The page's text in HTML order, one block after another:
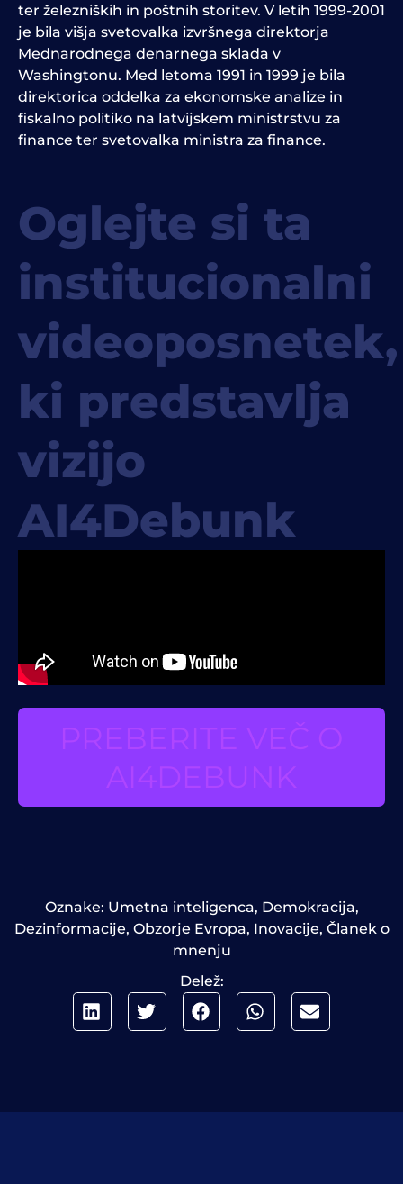
ter železniških in poštnih storitev. V letih 1999-2001
je bila višja svetovalka izvršnega direktorja
Mednarodnega denarnega sklada v
Washingtonu. Med letoma 1991 in 1999 je bila
direktorica oddelka za ekonomske analize in
fiskalno politiko na latvijskem ministrstvu za
finance ter svetovalka ministra za finance.
Oglejte si ta
institucionalni
videoposnetek,
ki predstavlja
vizijo
AI4Debunk
PREBERITE VEČ O
AI4DEBUNK
Oznake: Umetna inteligenca, Demokracija,
Dezinformacije, Obzorje Evropa, Inovacije, Članek o
mnenju
Delež: